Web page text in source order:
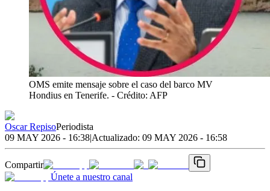
OMS emite mensaje sobre el caso del barco MV
Hondius en Tenerife. - Crédito: AFP
Oscar RepisoPeriodista
09 MAY 2026 - 16:38|Actualizado: 09 MAY 2026 - 16:58
Compartir
Únete a nuestro canal